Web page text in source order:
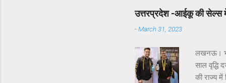
को हुआ
उत्तरप्रदेश -आईकू की सेल्स में
-March 31, 2023
लखनऊ।
साल वृद्धि
की राज्य में